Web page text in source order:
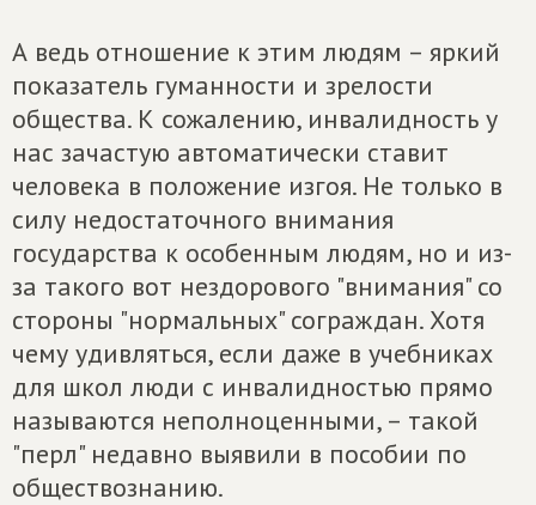
А ведь отношение к этим людям – яркий
показатель гуманности и зрелости
общества. К сожалению, инвалидность у
нас зачастую автоматически ставит
человека в положение изгоя. Не только в
силу недостаточного внимания
государства к особенным людям, но и из-
за такого вот нездорового "внимания" со
стороны "нормальных" сограждан. Хотя
чему удивляться, если даже в учебниках
для школ люди с инвалидностью прямо
называются неполноценными, – такой
"перл" недавно выявили в пособии по
обществознанию.